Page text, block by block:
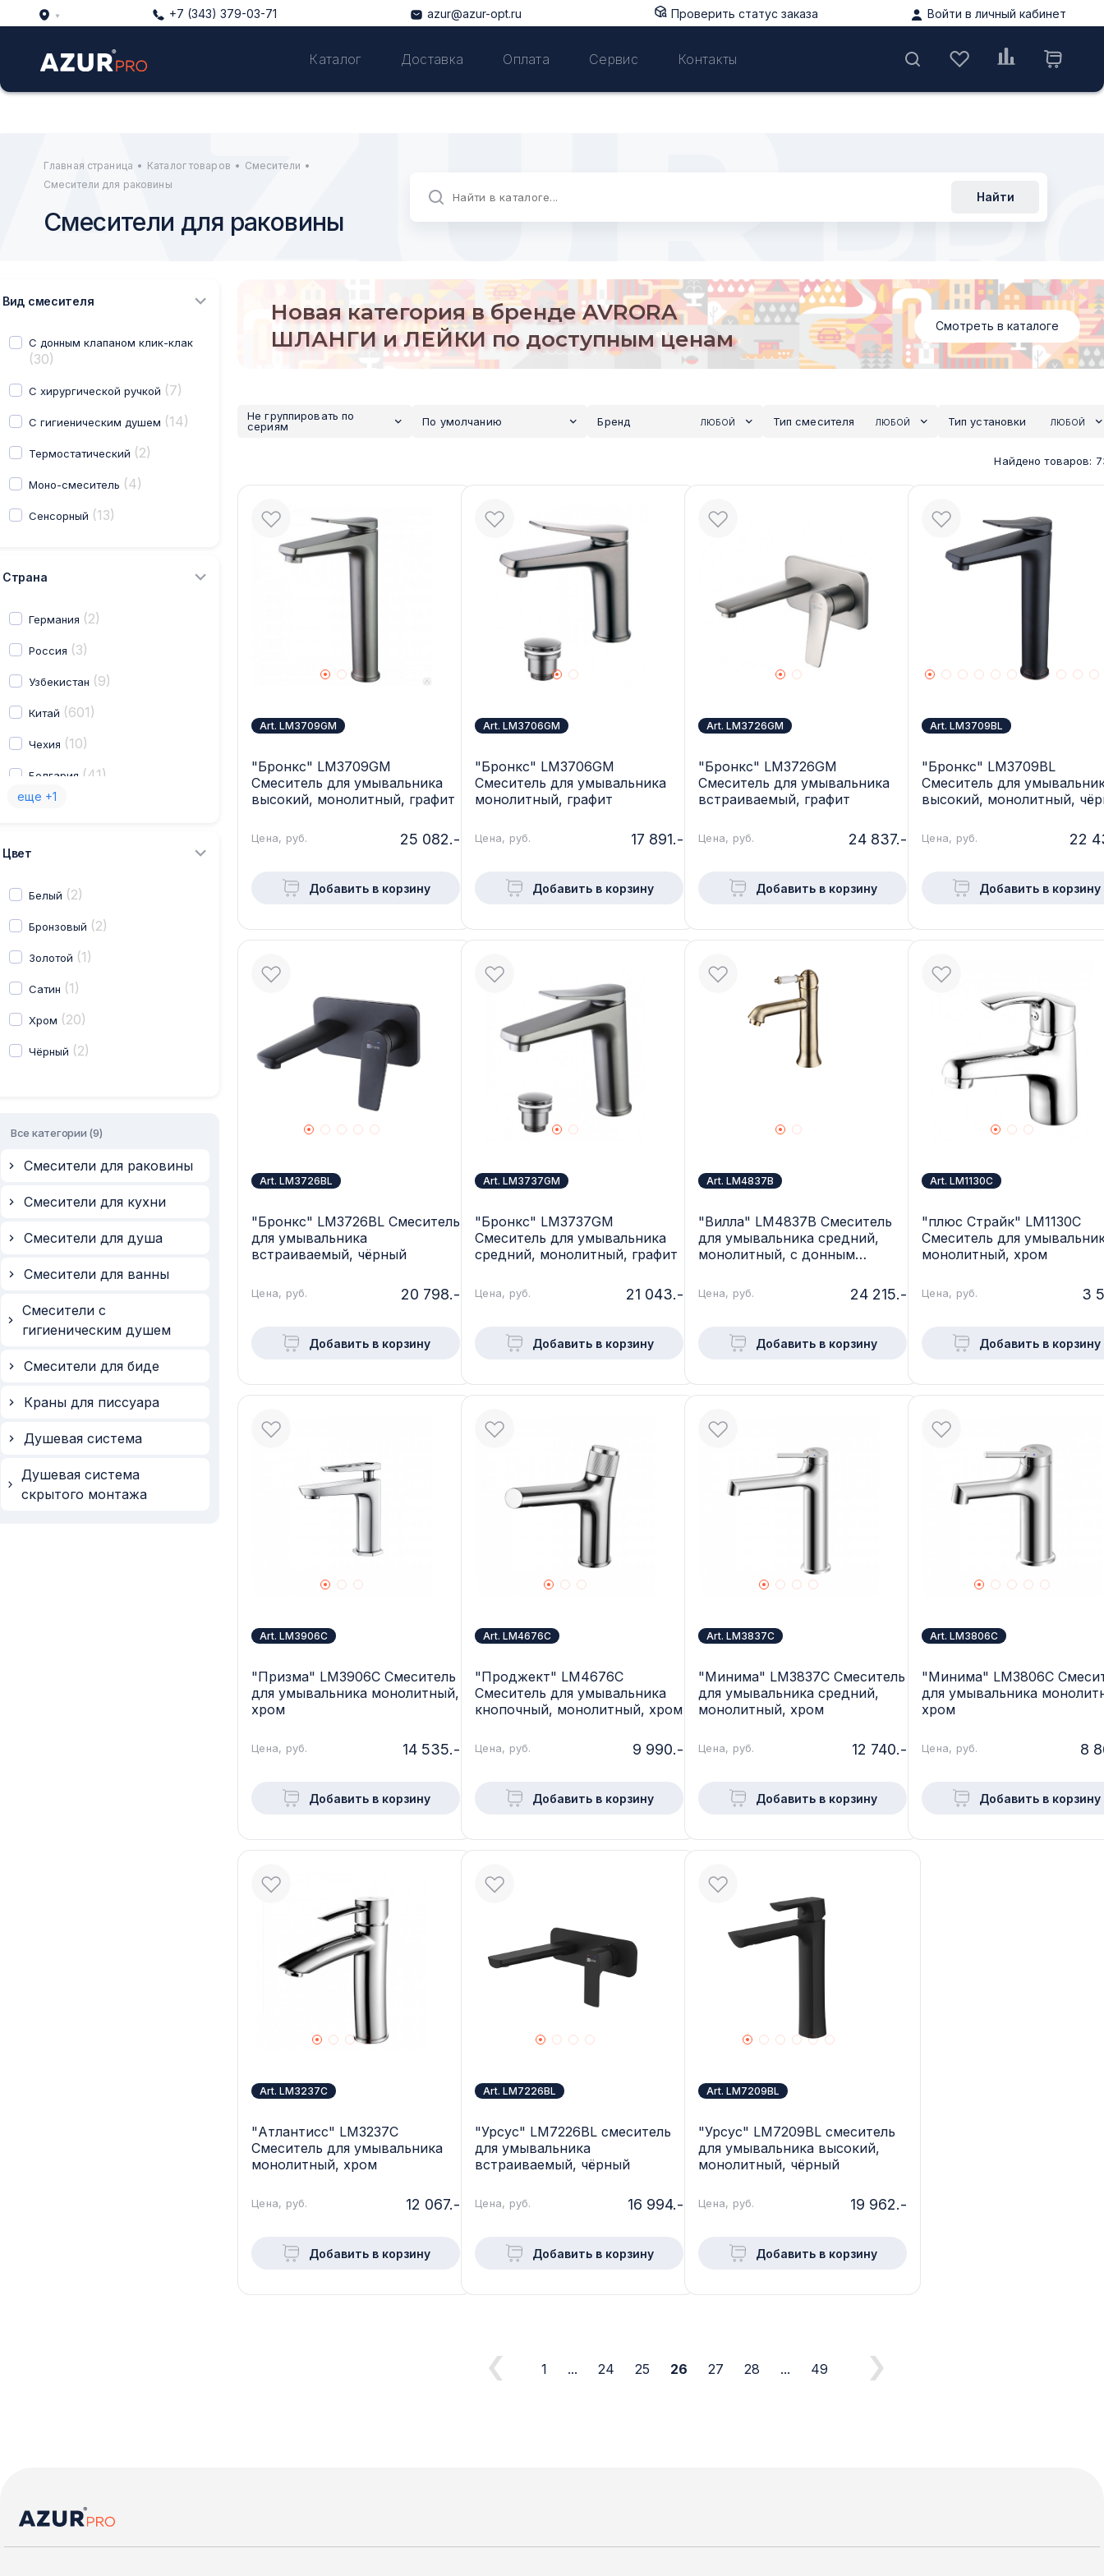
+7 (343) 379-03-71 azur@azur-opt.ru Проверить статус заказа Войти в личный кабинет
Каталог Доставка Оплата Сервис Контакты
Главная страница • Каталог товаров • Смесители •
Смесители для раковины
Смесители для раковины
Найти
Новая категория в брендеAVRORA
ШЛАНГИ и ЛЕЙКИ по доступным ценам
Смотреть в каталоге
Вид смесителя
С донным клапаном клик-клак
(30)
С хирургической ручкой (7)
С гигиеническим душем (14)
Термостатический (2)
Моно-смеситель (4)
Сенсорный (13)
Страна
Германия (2)
Россия (3)
Узбекистан (9)
Китай (601)
Чехия (10)
Болгария (41)
Япония
еще +1
Цвет
Белый (2)
Бронзовый (2)
Золотой (1)
Сатин (1)
Хром (20)
Чёрный (2)
Все категории (9)
Смесители для раковины
Смесители для кухни
Смесители для душа
Смесители для ванны
Смесители с
гигиеническим душем
Смесители для биде
Краны для писсуара
Душевая система
Душевая система
скрытого монтажа
Не группировать по
сериям
По умолчанию Бренд ЛЮБОЙ Тип смесителя ЛЮБОЙ Тип установки ЛЮБОЙ
Найдено товаров:
Art. LM3709GM
"Бронкс" LM3709GM
Смеситель для умывальника
высокий, монолитный, графит
Цена, руб. 25 082.-
Добавить в корзину
Art. LM3706GM
"Бронкс" LM3706GM
Смеситель для умывальника
монолитный, графит
Цена, руб. 17 891.-
Добавить в корзину
Art. LM3726GM
"Бронкс" LM3726GM
Смеситель для умывальника
встраиваемый, графит
Цена, руб. 24 837.-
Добавить в корзину
Art. LM3709BL
"Бронкс" LM3709BL
Смеситель для
высокий, монолитный,
Цена, руб. 22
Добавить в корзину
Art. LM3726BL
"Бронкс" LM3726BL Смеситель
для умывальника
встраиваемый, чёрный
Цена, руб. 20 798.-
Добавить в корзину
Art. LM3737GM
"Бронкс" LM3737GM
Смеситель для умывальника
средний, монолитный, графит
Цена, руб. 21 043.-
Добавить в корзину
Art. LM4837B
"Вилла" LM4837B Смеситель
для умывальника средний,
монолитный, с донным
Цена, руб. 24 215.-
Добавить в корзину
Art. LM1130C
"плюс Страйк" LM1130C
Смеситель для
монолитный, хром
Цена, руб. 3
Добавить в корзину
Art. LM3906C
"Призма" LM3906C Смеситель
для умывальника монолитный,
хром
Цена, руб. 14 535.-
Добавить в корзину
Art. LM4676C
"Проджект" LM4676C
Смеситель для умывальника
кнопочный, монолитный, хром
Цена, руб. 9 990.-
Добавить в корзину
Art. LM3837C
"Минима" LM3837C Смеситель
для умывальника средний,
монолитный, хром
Цена, руб. 12 740.-
Добавить в корзину
Art. LM3806C
"Минима" LM3806C
для умывальника
хром
Цена, руб. 8
Добавить в корзину
Art. LM3237C
"Атлантисс" LM3237C
Смеситель для умывальника
монолитный, хром
Цена, руб. 12 067.-
Добавить в корзину
Art. LM7226BL
"Урсус" LM7226BL смеситель
для умывальника
встраиваемый, чёрный
Цена, руб. 16 994.-
Добавить в корзину
Art. LM7209BL
"Урсус" LM7209BL смеситель
для умывальника высокий,
монолитный, чёрный
Цена, руб. 19 962.-
Добавить в корзину
1 ... 24 25 26 27 28 ... 49